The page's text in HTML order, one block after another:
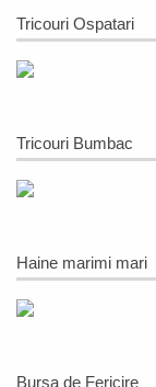
Tricouri Ospatari
Tricouri Bumbac
Haine marimi mari
Bursa de Fericire